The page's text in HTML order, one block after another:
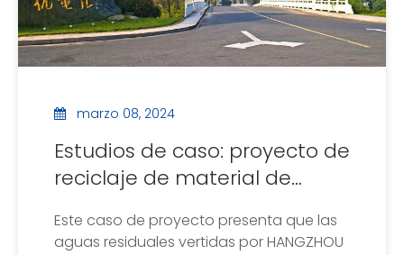
marzo 08, 2024
Estudios de caso: proyecto de
reciclaje de material de
Este caso de proyecto presenta que las
aguas residuales vertidas por HANGZHOU